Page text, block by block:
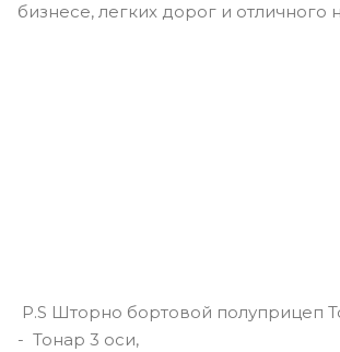
бизнесе, легких дорог и отличного
P.S Шторно бортовой полуприцеп
- Тонар 3 оси,